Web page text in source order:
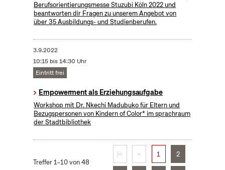
Berufsorientierungsmesse Stuzubi Köln 2022 und
beantworten dir Fragen zu unserem Angebot von
über 35 Ausbildungs- und Studienberufen.
3.9.2022
10:15 bis 14:30 Uhr
Eintritt frei
Empowerment als Erziehungsaufgabe
Workshop mit Dr. Nkechi Madubuko für Eltern und
Bezugspersonen von Kindern of Color* im sprachraum
der Stadtbibliothek
Treffer 1–10 von 48
|< < 1 2